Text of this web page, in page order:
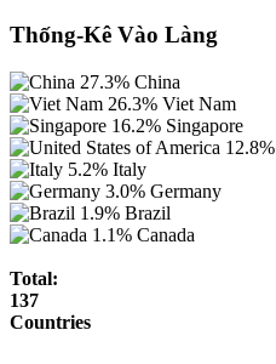
Thống-Kê Vào Làng
27.3% China
26.3% Viet Nam
16.2% Singapore
12.8%
5.2% Italy
3.0% Germany
1.9% Brazil
1.1% Canada
Total:
137
Countries